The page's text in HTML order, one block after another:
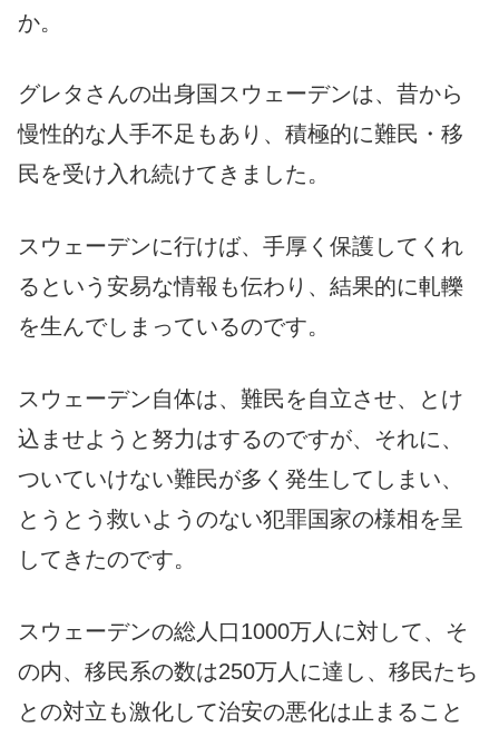
か。
グレタさんの出身国スウェーデンは、昔から
慢性的な人手不足もあり、積極的に難民・移
民を受け入れ続けてきました。
スウェーデンに行けば、手厚く保護してくれ
るという安易な情報も伝わり、結果的に軋轢
を生んでしまっているのです。
スウェーデン自体は、難民を自立させ、とけ
込ませようと努力はするのですが、それに、
ついていけない難民が多く発生してしまい、
とうとう救いようのない犯罪国家の様相を呈
してきたのです。
スウェーデンの総人口1000万人に対して、そ
の内、移民系の数は250万人に達し、移民たち
との対立も激化して治安の悪化は止まること